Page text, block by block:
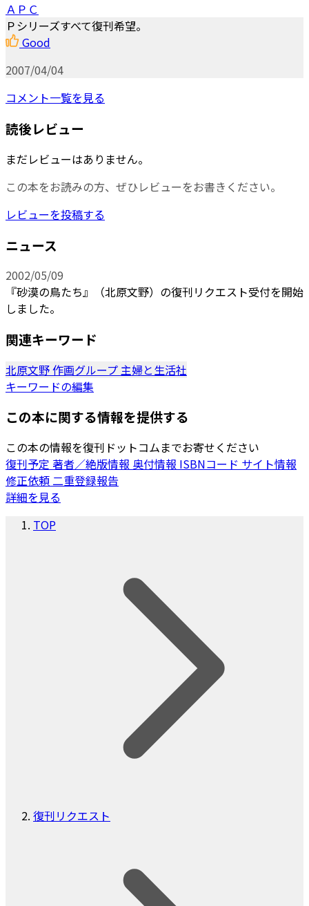
ＡＰＣ
Ｐシリーズすべて復刊希望。
Good
2007/04/04
コメント一覧を見る
読後レビュー
まだレビューはありません。
この本をお読みの方、ぜひレビューをお書きください。
レビューを投稿する
ニュース
2002/05/09
『砂漠の鳥たち』（北原文野）の復刊リクエスト受付を開始
しました。
関連キーワード
北原文野作画グループ 主婦と生活社
キーワードの編集
この本に関する情報を提供する
この本の情報を復刊ドットコムまでお寄せください
復刊予定 著者／絶版情報 奥付情報 ISBNコード サイト情報
修正依頼二重登録報告
詳細を見る
TOP
復刊リクエスト